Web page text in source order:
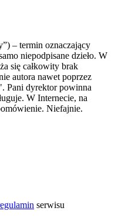
– termin oznaczający
niepodpisane dzieło. W
się całkowity brak
autora nawet poprzez
Pani dyrektor powinna
W Internecie, na
Niefajnie.
serwisu